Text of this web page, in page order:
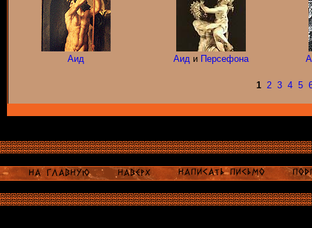
Аид Аид и Персефона
1 2 3 4 5